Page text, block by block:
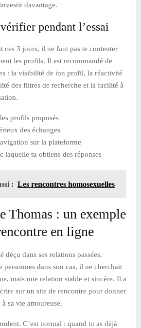
davantage.
pendant l’essai
ces 3 jours, il ne faut pas te contenter
les profils. Il est recommandé de
: la visibilité de ton profil, la réactivité
des filtres de recherche et la facilité à
profils proposés
des échanges
sur la plateforme
laquelle tu obtiens des réponses
: Les rencontres homosexuelles
Thomas : un exemple
en ligne
déçu dans ses relations passées.
personnes dans son cas, il ne cherchait
mais une relation stable et sincère. Il a
sur un site de rencontre pour donner
sa vie amoureuse.
C’est normal : quand tu as déjà